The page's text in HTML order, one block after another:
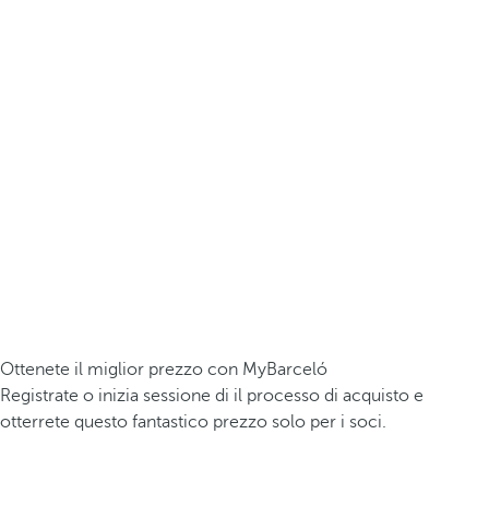
Ottenete il miglior prezzo con MyBarceló
Registrate o inizia sessione di il processo di acquisto e
otterrete questo fantastico prezzo solo per i soci.